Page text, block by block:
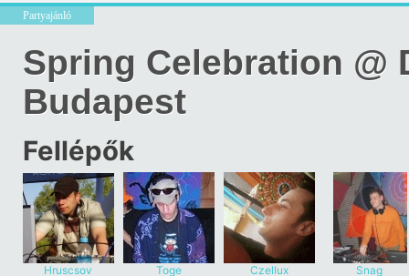
Partyajánló
Spring Celebration @
Budapest
Fellépők
Hruscsov Toge Czellux Snag